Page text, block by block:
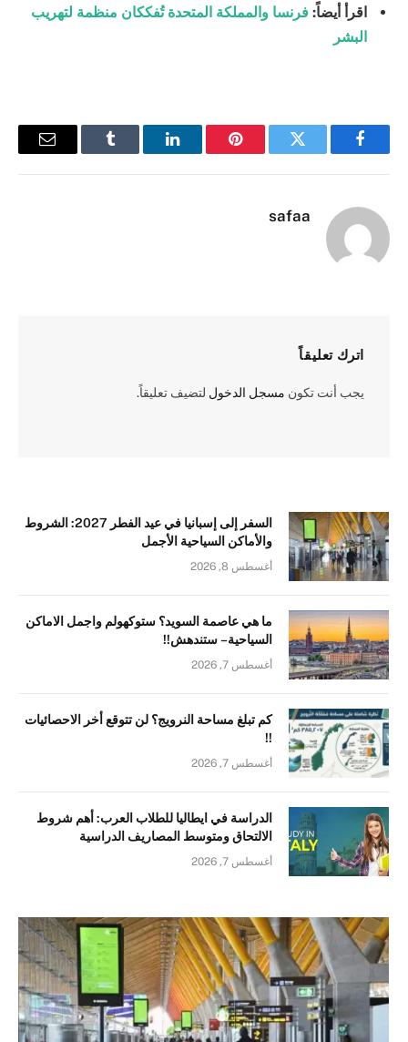
اقرأ أيضاً: فرنسا والمملكة المتحدة تُفككان منظمة لتهريب
البشر
فيسبوك تويتر بينتيريستلينكدإن Tumblr
البريد
safaa
اترك تعليقاً
يجب أنت تكون مسجل الدخول لتضيف تعليقاً.
السفر إلى إسبانيا في عيد الفطر 2027: الشروط
والأماكن السياحية الأجمل
أغسطس 8, 2026
ما هي عاصمة السويد؟ ستوكهولم واجمل الاماكن
السياحية – ستندهش!!
أغسطس 7, 2026
كم تبلغ مساحة النرويج؟ لن تتوقع أخر الاحصائيات
!!
أغسطس 7, 2026
الدراسة في ايطاليا للطلاب العرب: أهم شروط
الالتحاق ومتوسط المصاريف الدراسية
أغسطس 7, 2026